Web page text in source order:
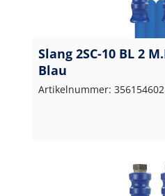
Slang 2SC-10 BL 2 M.DKR 3/8" + KBS
Blau
Artikelnummer: 356154602